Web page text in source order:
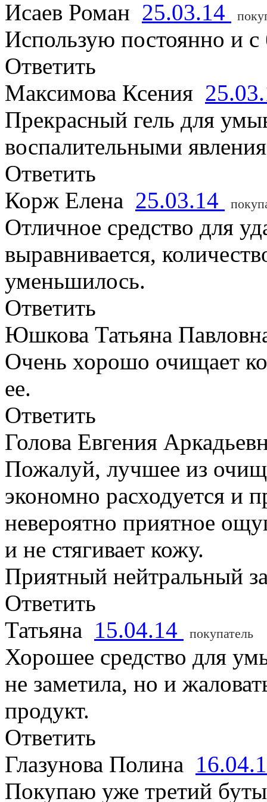
Исаев Роман 25.03.14
Использую постоянно и
Ответить
Максимова Ксения
Прекрасный гель для
воспалительными
Ответить
Корж Елена 25.03.14
Отличное средство для
выравнивается,
уменьшилось.
Ответить
Юшкова Татьяна
Очень хорошо очищает
ее.
Ответить
Голова Евгения
Пожалуй, лучшее из
экономно расходуется и
невероятно приятное
и не стягивает кожу.
Приятный нейтральный
Ответить
Татьяна 15.04.14 покупатель
Хорошее средство для
не заметила, но и
продукт.
Ответить
Глазунова Полина
Покупаю уже третий